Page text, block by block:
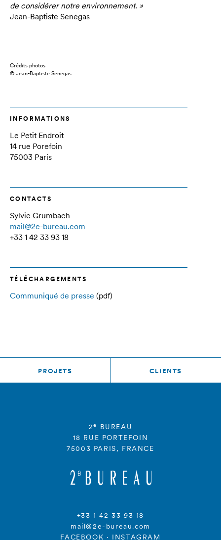
de considérer notre environnement. »
Jean-Baptiste Senegas
Crédits photos
© Jean-Baptiste Senegas
INFORMATIONS
Le Petit Endroit
14 rue Porefoin
75003 Paris
CONTACTS
Sylvie Grumbach
mail@2e-bureau.com
+33 1 42 33 93 18
TÉLÉCHARGEMENTS
Communiqué de presse (pdf)
PROJETS CLIENTS
2e
BUREAU
18 RUE PORTEFOIN
75003 PARIS, FRANCE
+33 1 42 33 93 18
mail@2e-bureau.com
FACEBOOK · INSTAGRAM